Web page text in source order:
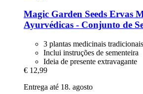
Magic Garden Seeds Ervas
Ayurvédicas -​ Conjunto de
3 plantas medicinais tradicionais
Inclui instruções de sementeira
Ideia de presente extravagante
€ 12,99
Entrega até 18. agosto